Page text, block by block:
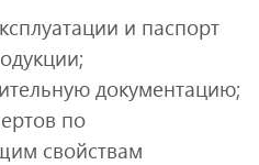
и паспорт
документацию;
по
свойствам